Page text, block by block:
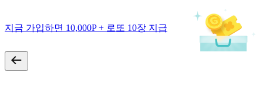
지금 가입하면 10,000P + 로또 10장 지급